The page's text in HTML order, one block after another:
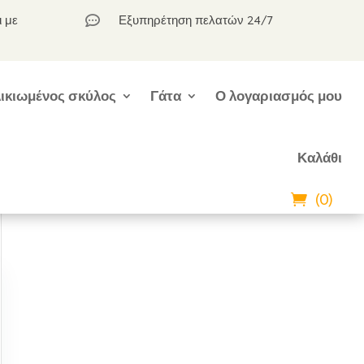
με  Εξυπηρέτηση πελατών 24/7
σκύλος Γάτα Ο λογαριασμός μου
Καλάθι
(0)